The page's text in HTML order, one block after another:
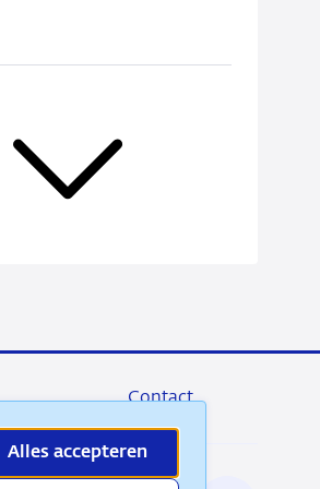
Alles accepteren
Contact